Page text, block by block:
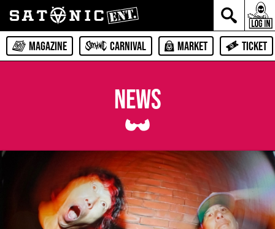
MAGAZINE CARNIVAL MARKET TICKET
NEWS